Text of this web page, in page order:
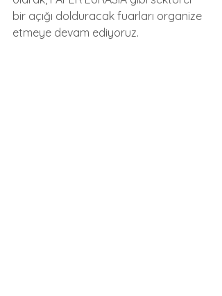
bir açığı dolduracak fuarları organize
etmeye devam ediyoruz.